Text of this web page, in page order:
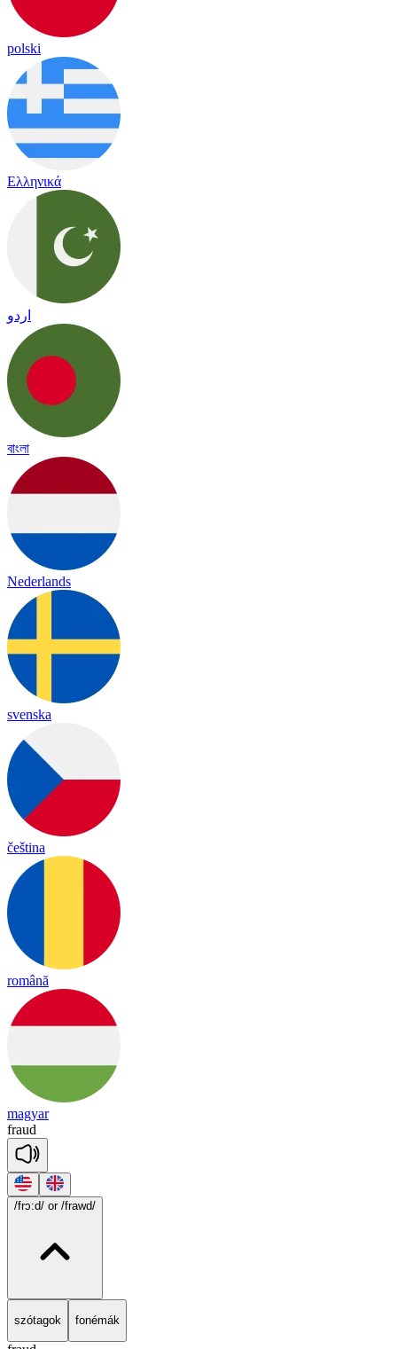
polski
Ελληνικά
اردو
বাংলা
Nederlands
svenska
čeština
română
magyar
fraud
/frɔ:d/ or /frawd/
szótagok fonémák